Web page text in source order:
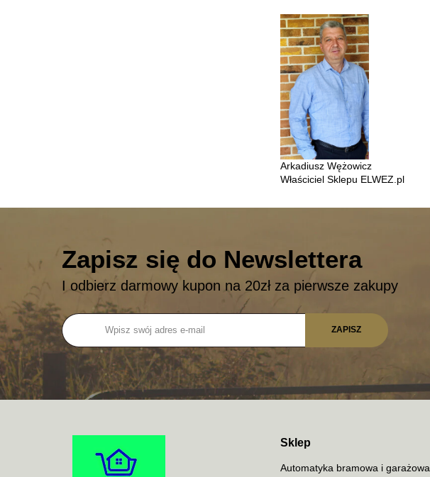
Arkadiusz Wężowicz
Właściciel Sklepu ELWEZ.pl
Zapisz się do Newslettera
I odbierz darmowy kupon na 20zł za pierwsze zakupy
Sklep
Automatyka bramowa i garażowa